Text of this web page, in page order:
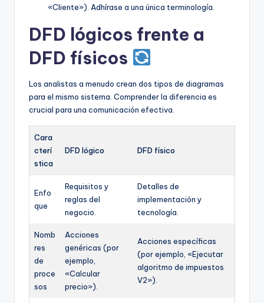
«Cliente»). Adhírase a una única terminología.
DFD lógicos frente a
DFD físicos
Los analistas a menudo crean dos tipos de diagramas
para el mismo sistema. Comprender la diferencia es
crucial para una comunicación efectiva.
Cara
cterí
stica
DFD lógico DFD físico
Enfo
que
Requisitos y
reglas del
negocio.
Detalles de
implementación y
tecnología.
Nomb
res
de
proce
sos
Acciones
genéricas (por
ejemplo,
«Calcular
precio»).
Acciones específicas
(por ejemplo, «Ejecutar
algoritmo de impuestos
V2»).